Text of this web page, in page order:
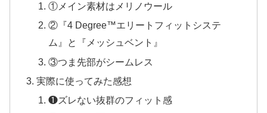
①メイン素材はメリノウール
②『4 Degree™エリートフィットシステ
ム』と『メッシュベント』
③つま先部がシームレス
実際に使ってみた感想
❶ズレない抜群のフィット感